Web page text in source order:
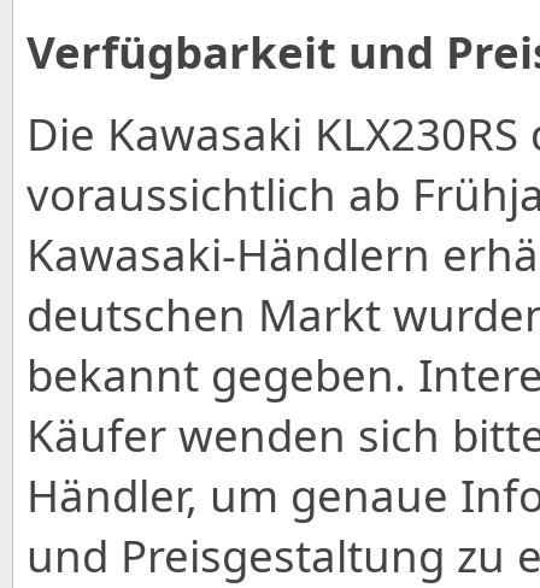
Verfügbarkeit und
Die Kawasaki
voraussichtlich ab
Kawasaki-Händlern
deutschen Markt
bekannt gegeben.
Käufer wenden sich
Händler, um genaue
und Preisgestaltung zu